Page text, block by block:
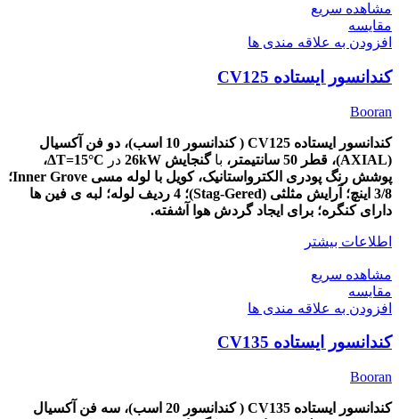
مشاهده سریع
مقایسه
افزودن به علاقه مندی ها
کندانسور ایستاده CV125
Booran
کندانسور ایستاده CV125 ( کندانسور 10 اسب)، دو
فن آکسیال
(AXIAL)،
قطر 50 سانتیمتر، باگنجایش 26kW در ΔT=15°C،
پوشش
رنگ پودری الکترواستانیک، کویل با لوله مسی Inner Grove؛
3/8 اینچ؛ آرایش مثلثی (Stag-Gered)؛ 4 ردیف لوله؛ لبه ی فین ها
دارای کنگره؛ برای ایجاد گردش هوا آشفته.
اطلاعات بیشتر
مشاهده سریع
مقایسه
افزودن به علاقه مندی ها
کندانسور ایستاده CV135
Booran
کندانسور ایستاده CV135 ( کندانسور 20 اسب)، سه
فن آکسیال